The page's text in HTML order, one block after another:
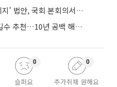
회 본회의서 민주당 주도 통과
민주, 특별감찰관 후보에 최길수 추천…10년 공백 해소 속도
슬퍼요
0
추가취재 원해요
0